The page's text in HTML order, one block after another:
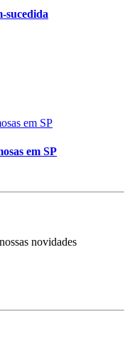
sucedida
em SP
novidades